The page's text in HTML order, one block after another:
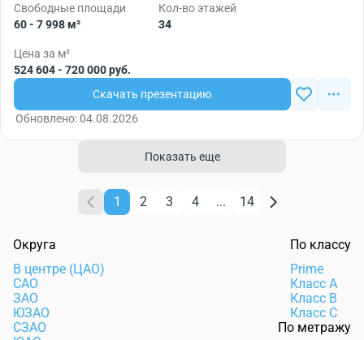
Свободные площади
60 - 7 998 м²
Кол-во этажей
34
Цена за м²
524 604 - 720 000 руб.
Скачать презентацию
Обновлено: 04.08.2026
Показать еще
1 2 3 4 ... 14
Округа
В центре (ЦАО)
САО
ЗАО
ЮЗАО
СЗАО
По классу
Prime
Класс А
Класс В
Класс С
По метражу